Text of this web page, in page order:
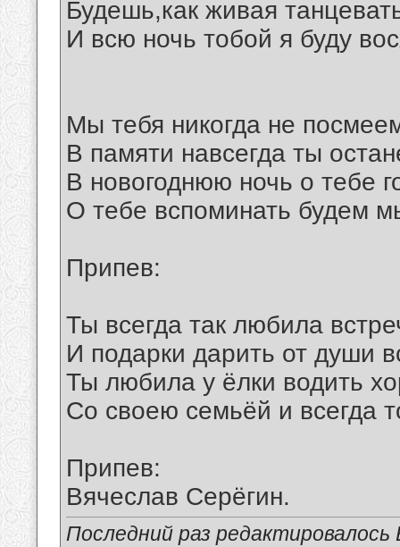
Будешь,как живая
И всю ночь тобой я буду
Мы тебя никогда не
В памяти навсегда ты
В новогоднюю ночь о тебе
О тебе вспоминать будем
Припев:
Ты всегда так любила
И подарки дарить от души
Ты любила у ёлки водить
Со своею семьёй и всегда
Припев:
Вячеслав Серёгин.
Последний раз